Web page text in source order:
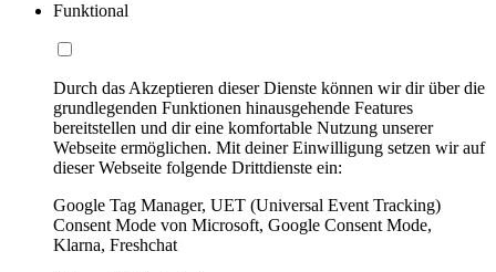
Funktional
Durch das Akzeptieren dieser Dienste können wir dir über die
grundlegenden Funktionen hinausgehende Features
bereitstellen und dir eine komfortable Nutzung unserer
Webseite ermöglichen. Mit deiner Einwilligung setzen wir auf
dieser Webseite folgende Drittdienste ein:
Google Tag Manager, UET (Universal Event Tracking)
Consent Mode von Microsoft, Google Consent Mode,
Klarna, Freshchat